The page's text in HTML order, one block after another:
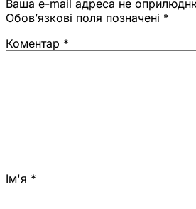
Ваша e-mail адреса не
Обов’язкові поля позначені *
Коментар *
Ім'я *